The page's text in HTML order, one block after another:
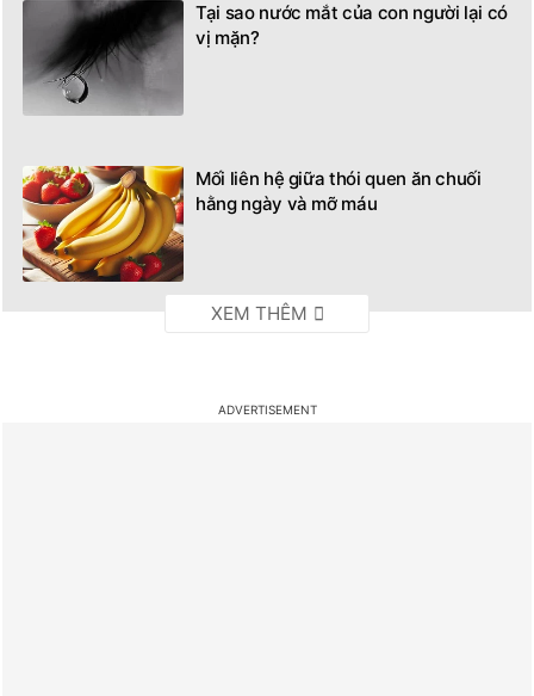
Tại sao nước mắt của con người lại có
vị mặn?
Mối liên hệ giữa thói quen ăn chuối
hằng ngày và mỡ máu